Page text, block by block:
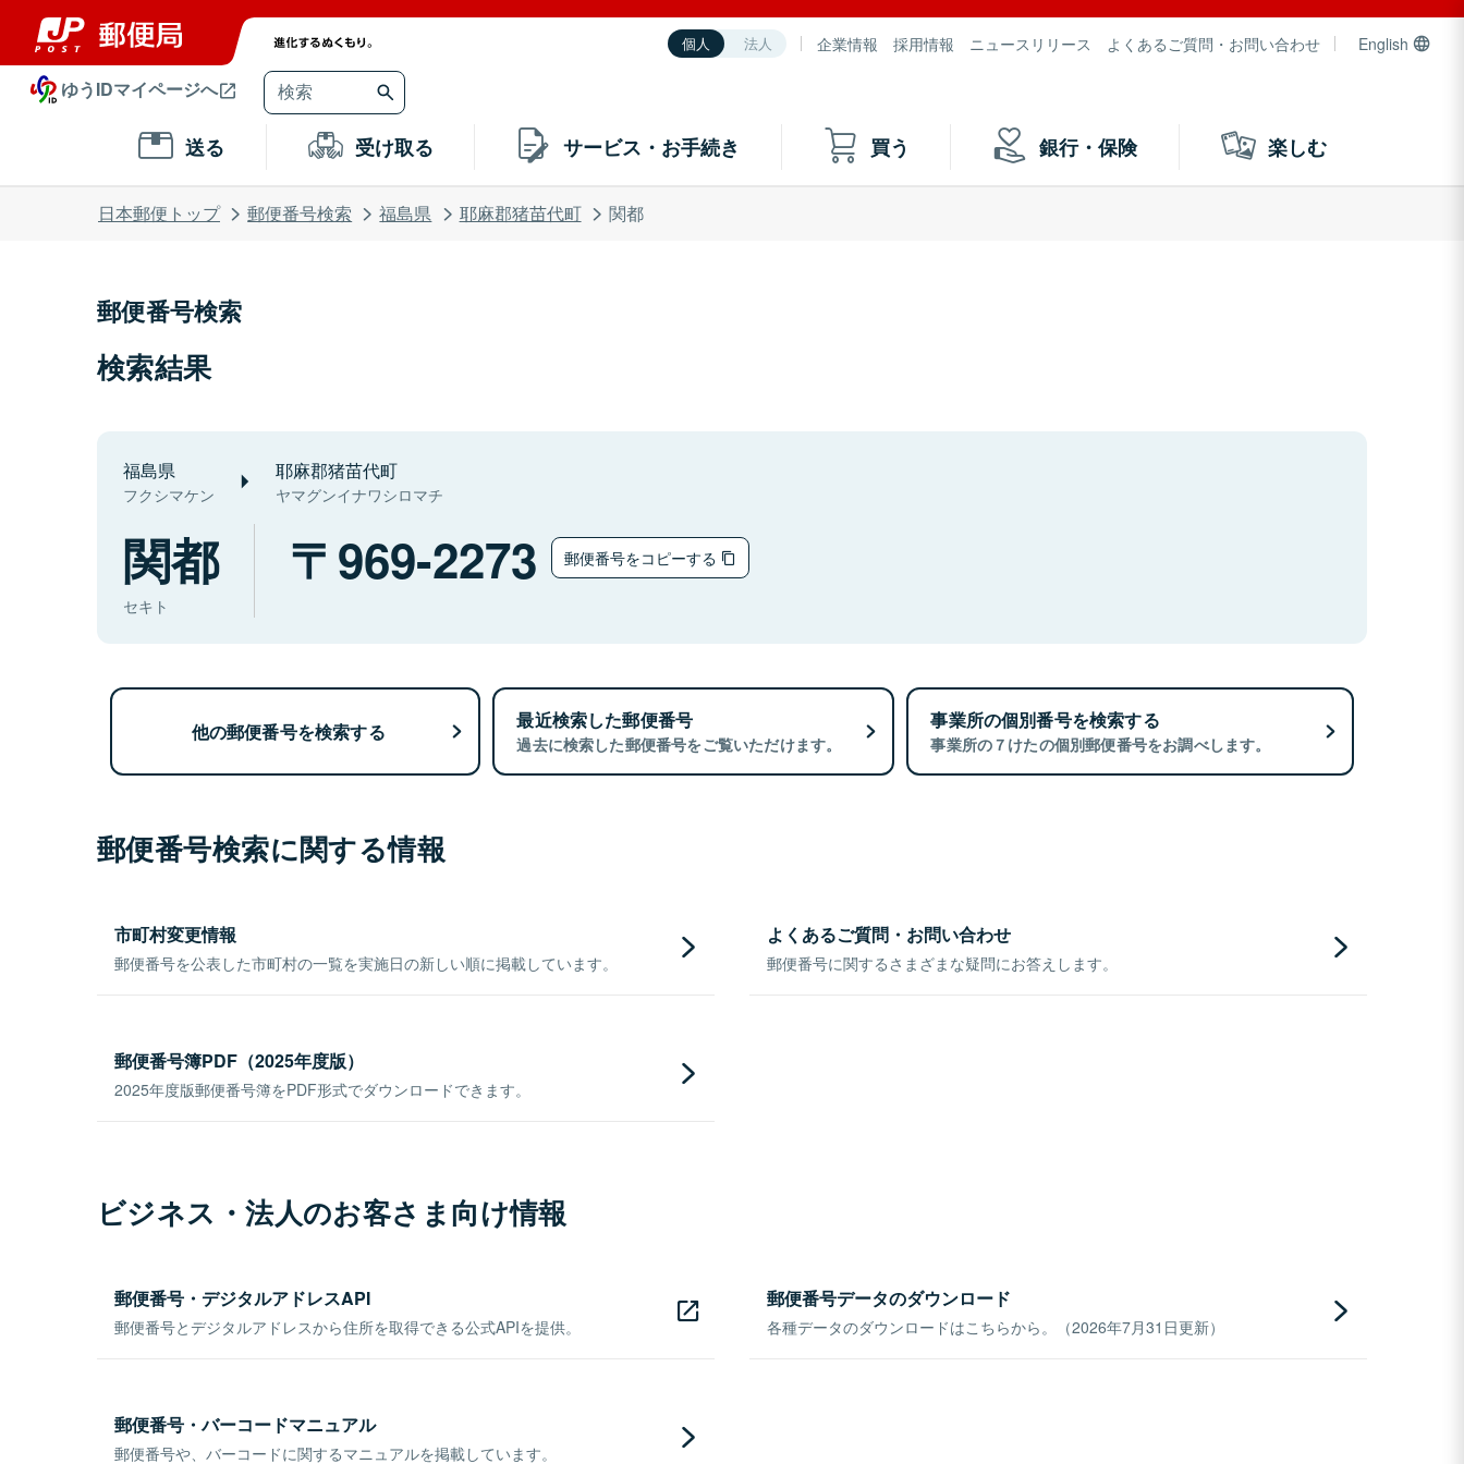
個人 法人 企業情報 採用情報 ニュースリリース よくあるご質問・お問い合わせ English
ゆうIDマイページへ
送る 受け取る サービス・お手続き 買う 銀行・保険 楽しむ
日本郵便トップ 郵便番号検索 福島県 耶麻郡猪苗代町 関都
郵便番号検索
検索結果
福島県
フクシマケン
耶麻郡猪苗代町
ヤマグンイナワシロマチ
関都
セキト
969-2273 郵便番号をコピーする
他の郵便番号を検索する 最近検索した郵便番号
過去に検索した郵便番号をご覧いただけます。
事業所の個別番号を検索する
事業所の７けたの個別郵便番号をお調べします。
郵便番号検索に関する情報
市町村変更情報
郵便番号を公表した市町村の一覧を実施日の新しい順に掲載しています。
よくあるご質問・お問い合わせ
郵便番号に関するさまざまな疑問にお答えします。
郵便番号簿PDF（2025年度版）
2025年度版郵便番号簿をPDF形式でダウンロードできます。
ビジネス・法人のお客さま向け情報
郵便番号・デジタルアドレスAPI
郵便番号とデジタルアドレスから住所を取得できる公式APIを提供。
郵便番号データのダウンロード
各種データのダウンロードはこちらから。（2026年7月31日更新）
郵便番号・バーコードマニュアル
郵便番号や、バーコードに関するマニュアルを掲載しています。